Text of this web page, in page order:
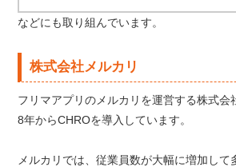
などにも取り組んでいます。
株式会社メルカリ
フリマアプリのメルカリを運営する株式会
8年からCHROを導入しています。
メルカリでは、従業員数が大幅に増加して